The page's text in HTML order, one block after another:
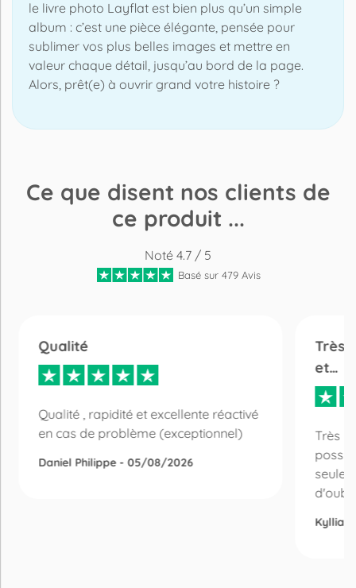
le livre photo Layflat est bien plus qu’un simple
album : c’est une pièce élégante, pensée pour
sublimer vos plus belles images et mettre en
valeur chaque détail, jusqu’au bord de la page.
Alors, prêt(e) à ouvrir grand votre histoire ?
Ce que disent nos clients de
ce produit ...
Noté 4.7 / 5
Basé sur 479 Avis
Qualité
Qualité , rapidité et excellente réactivé
en cas de problème (exceptionnel)
Daniel Philippe - 05/08/2026
Très
et…
Très
d'oubli
Kyllian